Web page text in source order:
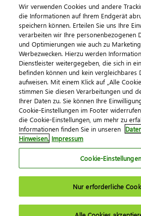
© 2026 DATEV
ImpressumDatenschutz
Cookie-
Wir verwenden Cookies und andere
die Informationen auf Ihrem Endgerät
speichern können. Erteilen Sie uns Ihre
verarbeiten wir Ihre personenbezogenen
und Optimierungen wie auch zu
Werbezwecken. Hierzu werden
Dienstleister weitergegeben, die sich in
befinden können und kein vergleichbares
aufweisen. Mit einem Klick auf „Alle
stimmen Sie diesen Verarbeitungen und
Ihrer Daten zu. Sie können Ihre
Cookie-Einstellungen im Footer
die Cookie-Einstellungen, um mehr zu
Informationen finden Sie in unseren
Hinweisen. Impressum
Cookie-Einstellungen
Nur erforderliche